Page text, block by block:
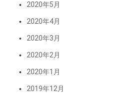
2020年5月
2020年4月
2020年3月
2020年2月
2020年1月
2019年12月